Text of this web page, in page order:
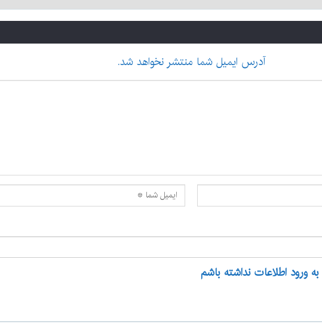
آدرس ایمیل شما منتشر نخواهد شد.
ورود اطلاعات نداشته باشم